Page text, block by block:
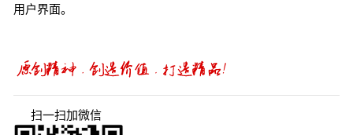
用户界面。
扫一扫加微信